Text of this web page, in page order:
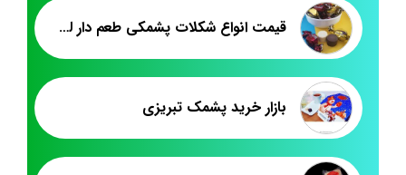
قیمت انواع شکلات پشمکی طعم دار لقمه
بازار خرید پشمک تبریزی